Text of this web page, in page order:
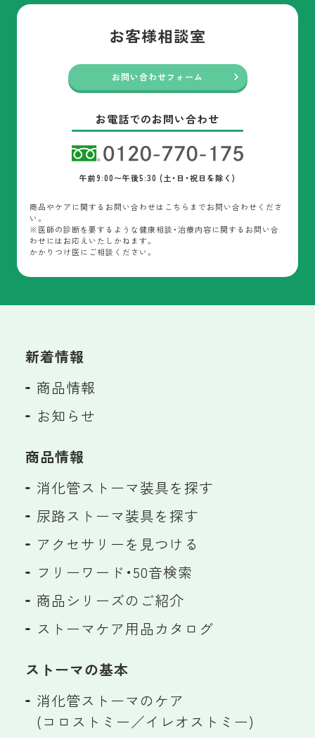
お客様相談室
お問い合わせフォーム
お電話でのお問い合わせ
午前9:00〜午後5:30 (土・日・祝日を除く)
商品やケアに関するお問い合わせはこちらまでお問い合わせくださ
い。
※医師の診断を要するような健康相談・治療内容に関するお問い合
わせにはお応えいたしかねます。
かかりつけ医にご相談ください。
新着情報
商品情報
お知らせ
商品情報
消化管ストーマ装具を探す
尿路ストーマ装具を探す
アクセサリーを見つける
フリーワード・50音検索
商品シリーズのご紹介
ストーマケア用品カタログ
ストーマの基本
消化管ストーマのケア
(コロストミー／イレオストミー)